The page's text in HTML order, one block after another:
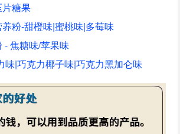
糖果
粉-甜橙味|蜜桃味|多莓味
- 焦糖味/苹果味
味|巧克力椰子味|巧克力黑加仑味